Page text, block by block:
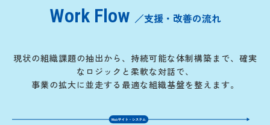
Work Flow ／支援・改善の流れ
現状の組織課題の抽出から、持続可能な体制構築まで、確実
なロジックと柔軟な対話で、
事業の拡大に並走する最適な組織基盤を整えます。